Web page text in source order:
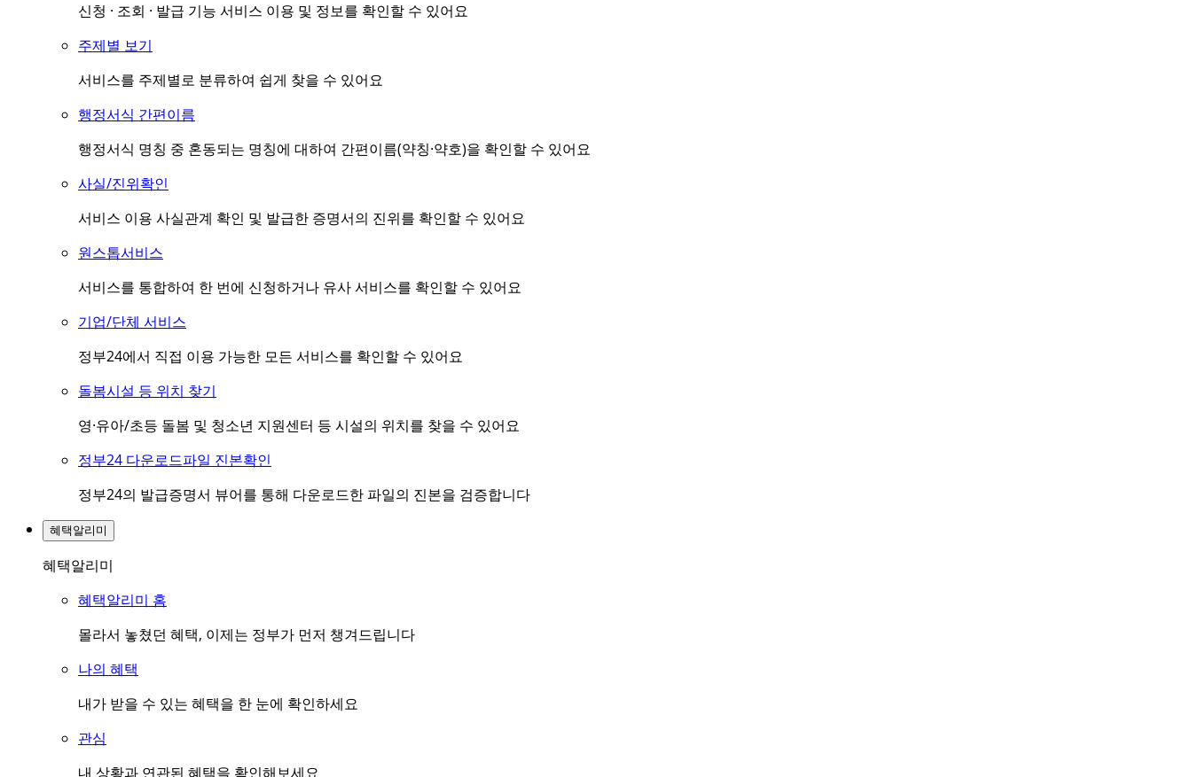
신청 · 조회 · 발급 기능 서비스 이용 및 정보를 확인할 수 있어요
주제별 보기
서비스를 주제별로 분류하여 쉽게 찾을 수 있어요
행정서식 간편이름
행정서식 명칭 중 혼동되는 명칭에 대하여 간편이름(약칭·약호)을 확인할 수 있어요
사실/진위확인
서비스 이용 사실관계 확인 및 발급한 증명서의 진위를 확인할 수 있어요
원스톱서비스
서비스를 통합하여 한 번에 신청하거나 유사 서비스를 확인할 수 있어요
기업/단체 서비스
정부24에서 직접 이용 가능한 모든 서비스를 확인할 수 있어요
돌봄시설 등 위치 찾기
영·유아/초등 돌봄 및 청소년 지원센터 등 시설의 위치를 찾을 수 있어요
정부24 다운로드파일 진본확인
정부24의 발급증명서 뷰어를 통해 다운로드한 파일의 진본을 검증합니다
혜택알리미
혜택알리미
혜택알리미 홈
몰라서 놓쳤던 혜택, 이제는 정부가 먼저 챙겨드립니다
나의 혜택
내가 받을 수 있는 혜택을 한 눈에 확인하세요
관심
내 상황과 연관된 혜택을 확인해보세요